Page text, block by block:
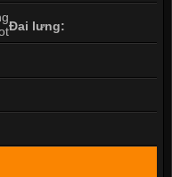
Đai lưng: